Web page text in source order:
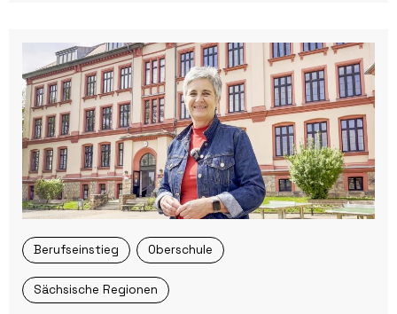
Berufseinstieg Oberschule
Sächsische Regionen